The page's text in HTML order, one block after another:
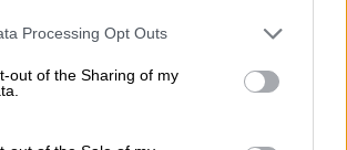
this website/app uses one or more Google
visit or usage behaviour. You may click to
to Google and its third-party tags to
below specified purposes in below Google
Processing Opt Outs
out of the Sharing of my
Manos»